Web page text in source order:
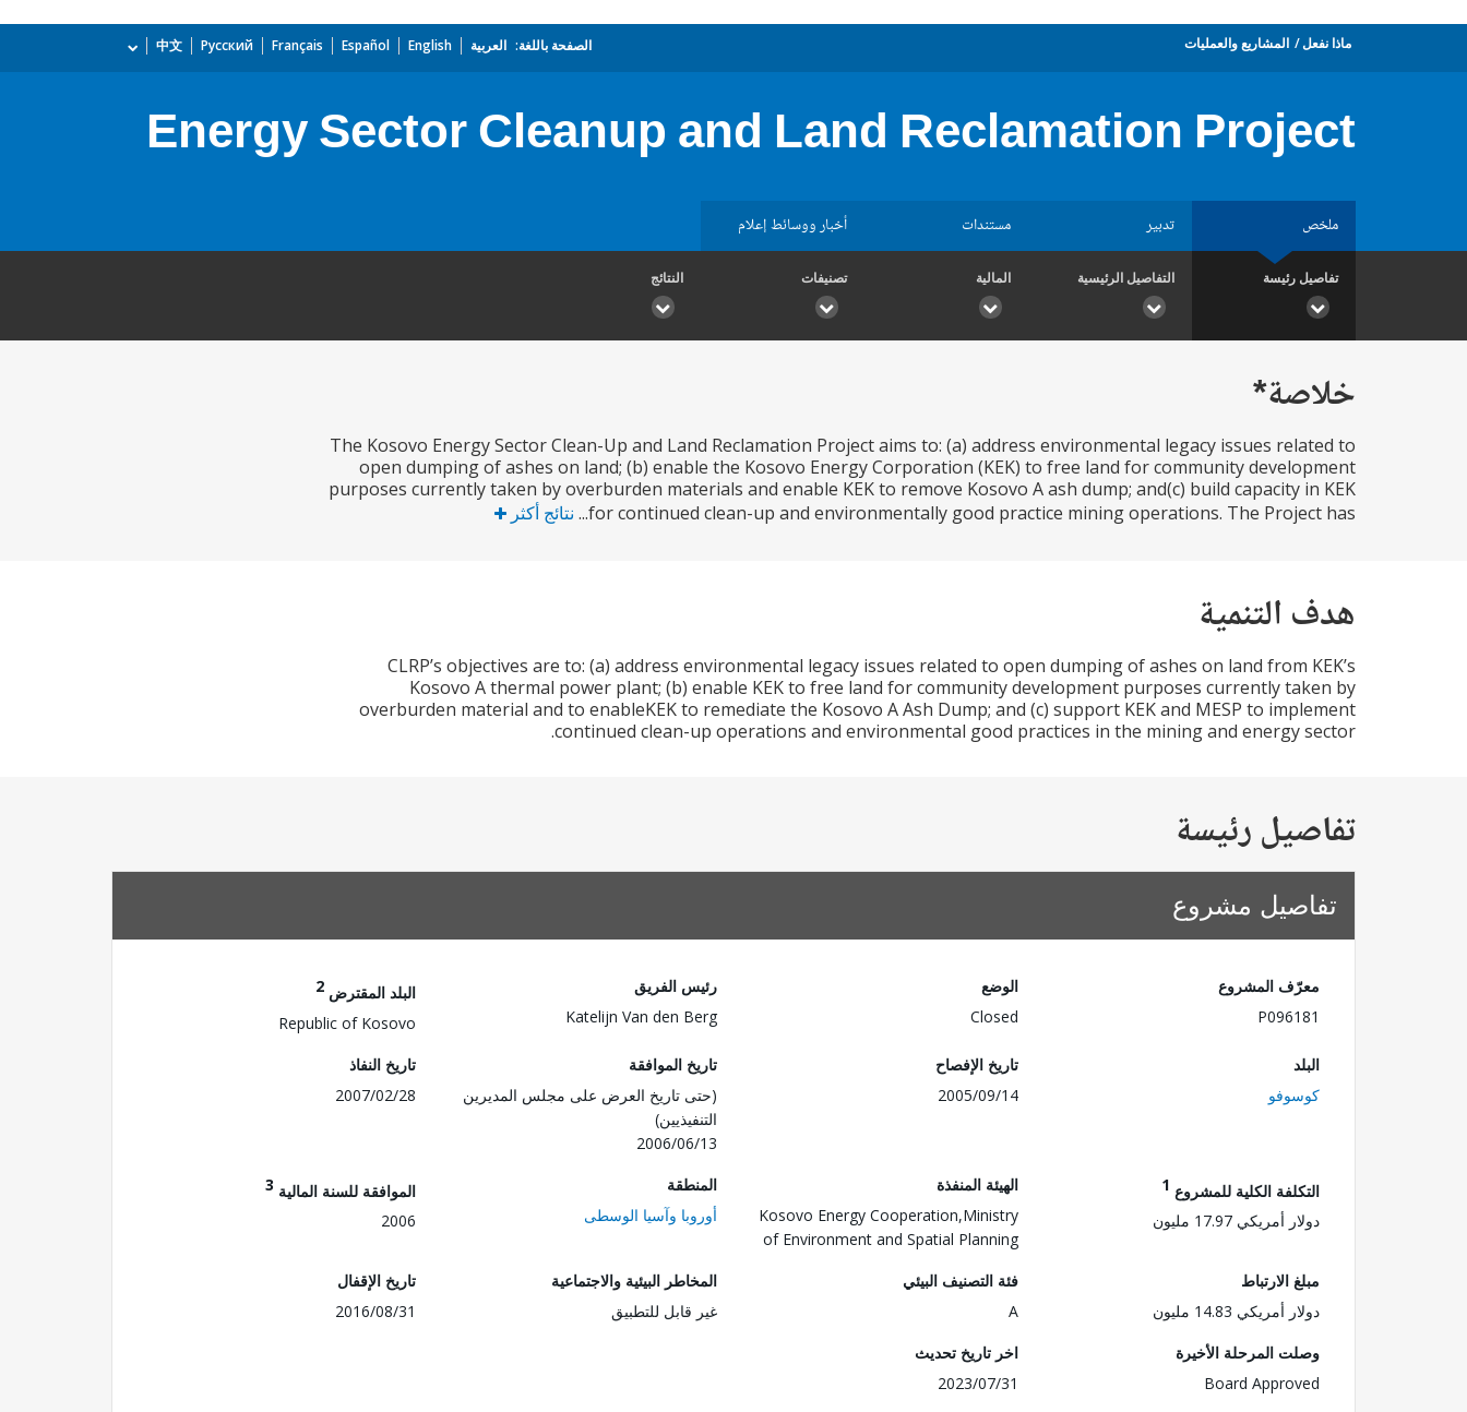
ماذا نفعل المشاريع والعمليات الصفحة باللغة: العربية English
Español
Français
Русский
中文
Energy Sector Cleanup and Land Reclamation Project
ملخص تدبير مستندات أخبار ووسائط إعلام
تفاصيل رئيسة التفاصيل الرئيسية المالية تصنيفات النتائج
خلاصة*
The Kosovo Energy Sector Clean-Up and Land Reclamation Project aims to: (a) address environmental legacy issues related to
open dumping of ashes on land; (b) enable the Kosovo Energy Corporation (KEK) to free land for community development
purposes currently taken by overburden materials and enable KEK to remove Kosovo A ash dump; and(c) build capacity in KEK
for continued clean-up and environmentally good practice mining operations. The Project has...
نتائج أكثر
هدف التنمية
CLRP’s objectives are to: (a) address environmental legacy issues related to open dumping of ashes on land from KEK’s
Kosovo A thermal power plant; (b) enable KEK to free land for community development purposes currently taken by
overburden material and to enableKEK to remediate the Kosovo A Ash Dump; and (c) support KEK and MESP to implement
continued clean-up operations and environmental good practices in the mining and energy sector.
تفاصيل رئيسة
تفاصيل مشروع
معرّف المشروع
P096181
الوضع
Closed
رئيس الفريق
Katelijn Van den Berg
البلد المقترض 2
Republic of Kosovo
البلد
كوسوفو
تاريخ الإفصاح
2005/09/14
تاريخ الموافقة
(حتى تاريخ العرض على مجلس المديرين
التنفيذيين)
2006/06/13
تاريخ النفاذ
2007/02/28
التكلفة الكلية للمشروع 1
دولار أمريكي 17.97 مليون
الهيئة المنفذة
Kosovo Energy Cooperation,Ministry
of Environment and Spatial Planning
المنطقة
أوروبا وآسيا الوسطى
الموافقة للسنة المالية 3
2006
مبلغ الارتباط
دولار أمريكي 14.83 مليون
فئة التصنيف البيئي
A
المخاطر البيئية والاجتماعية
غير قابل للتطبيق
تاريخ الإقفال
2016/08/31
وصلت المرحلة الأخيرة
Board Approved
اخر تاريخ تحديث
2023/07/31